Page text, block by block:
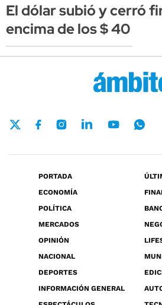
El dólar subió y cerró
encima de los $ 40
PORTADA
ECONOMÍA
POLÍTICA
MERCADOS
OPINIÓN
NACIONAL
DEPORTES
INFORMACIÓN GENERAL